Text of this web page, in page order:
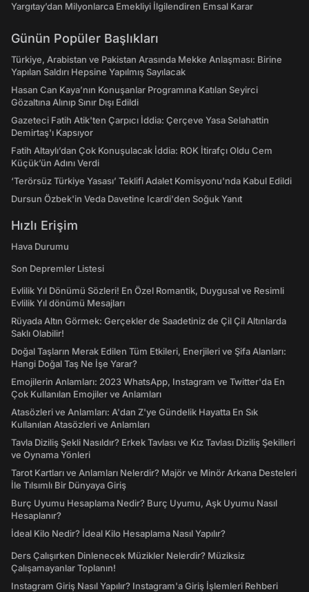
Yargıtay’dan Milyonlarca Emekliyi İlgilendiren Emsal Karar
Günün Popüler Başlıkları
Türkiye, Arabistan ve Pakistan Arasında Mekke Anlaşması: Birine
Yapılan Saldırı Hepsine Yapılmış Sayılacak
Hasan Can Kaya’nın Konuşanlar Programına Katılan Seyirci
Gözaltına Alınıp Sınır Dışı Edildi
Gazeteci Fatih Atik'ten Çarpıcı İddia: Çerçeve Yasa Selahattin
Demirtaş'ı Kapsıyor
Fatih Altaylı’dan Çok Konuşulacak İddia: ROK İtirafçı Oldu Cem
Küçük’ün Adını Verdi
‘Terörsüz Türkiye Yasası’ Teklifi Adalet Komisyonu'nda Kabul Edildi
Dursun Özbek'in Veda Davetine Icardi'den Soğuk Yanıt
Hızlı Erişim
Hava Durumu
Son Depremler Listesi
Evlilik Yıl Dönümü Sözleri! En Özel Romantik, Duygusal ve Resimli
Evlilik Yıl dönümü Mesajları
Rüyada Altın Görmek: Gerçekler de Saadetiniz de Çil Çil Altınlarda
Saklı Olabilir!
Doğal Taşların Merak Edilen Tüm Etkileri, Enerjileri ve Şifa Alanları:
Hangi Doğal Taş Ne İşe Yarar?
Emojilerin Anlamları: 2023 WhatsApp, Instagram ve Twitter'da En
Çok Kullanılan Emojiler ve Anlamları
Atasözleri ve Anlamları: A'dan Z'ye Gündelik Hayatta En Sık
Kullanılan Atasözleri ve Anlamları
Tavla Diziliş Şekli Nasıldır? Erkek Tavlası ve Kız Tavlası Diziliş Şekilleri
ve Oynama Yönleri
Tarot Kartları ve Anlamları Nelerdir? Majör ve Minör Arkana Desteleri
İle Tılsımlı Bir Dünyaya Giriş
Burç Uyumu Hesaplama Nedir? Burç Uyumu, Aşk Uyumu Nasıl
Hesaplanır?
İdeal Kilo Nedir? İdeal Kilo Hesaplama Nasıl Yapılır?
Ders Çalışırken Dinlenecek Müzikler Nelerdir? Müziksiz
Çalışamayanlar Toplanın!
Instagram Giriş Nasıl Yapılır? Instagram'a Giriş İşlemleri Rehberi